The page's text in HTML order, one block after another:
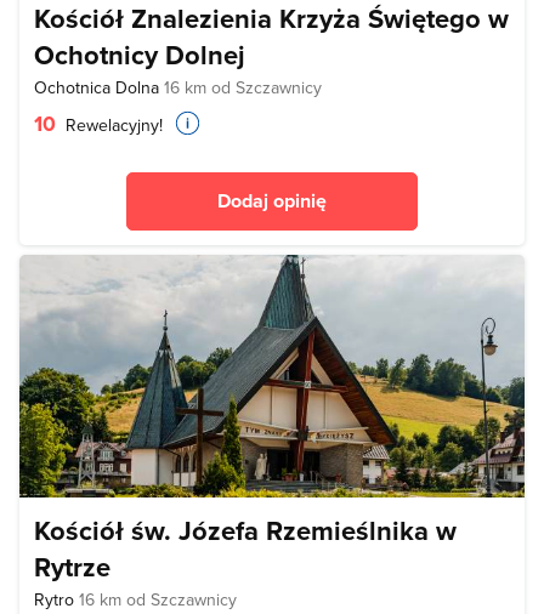
Kościół Znalezienia Krzyża Świętego w
Ochotnicy Dolnej
Ochotnica Dolna 16 km od Szczawnicy
10 Rewelacyjny!
Dodaj opinię
Kościół św. Józefa Rzemieślnika w
Rytrze
Rytro 16 km od Szczawnicy